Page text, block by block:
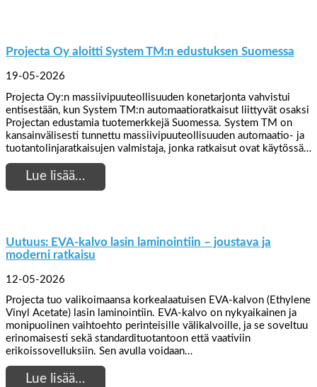
Projecta Oy aloitti System TM:n edustuksen Suomessa
19-05-2026
Projecta Oy:n massiivipuuteollisuuden konetarjonta vahvistui
entisestään, kun System TM:n automaatioratkaisut liittyvät osaksi
Projectan edustamia tuotemerkkejä Suomessa. System TM on
kansainvälisesti tunnettu massiivipuuteollisuuden automaatio- ja
tuotantolinjaratkaisujen valmistaja, jonka ratkaisut ovat käytössä…
Lue lisää…
Uutuus: EVA-kalvo lasin laminointiin – joustava ja
moderni ratkaisu
12-05-2026
Projecta tuo valikoimaansa korkealaatuisen EVA-kalvon (Ethylene
Vinyl Acetate) lasin laminointiin. EVA-kalvo on nykyaikainen ja
monipuolinen vaihtoehto perinteisille välikalvoille, ja se soveltuu
erinomaisesti sekä standardituotantoon että vaativiin
erikoissovelluksiin. Sen avulla voidaan…
Lue lisää…